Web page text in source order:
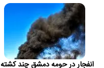
انفجار در حومه دمشق چند کشته